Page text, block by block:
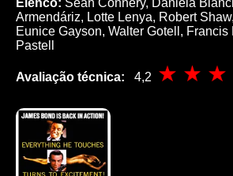
Armendáriz, Lotte Lenya, Robert
Eunice Gayson, Walter Gotell, Francis
Pastell
Avaliação técnica: 4,2